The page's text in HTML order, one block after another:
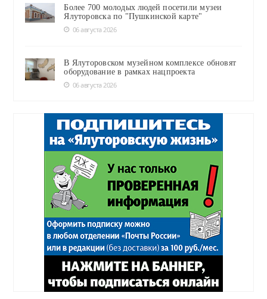
Более 700 молодых людей посетили музеи
Ялуторовска по "Пушкинской карте"
06 августа 2026
В Ялуторовском музейном комплексе обновят
оборудование в рамках нацпроекта
06 августа 2026